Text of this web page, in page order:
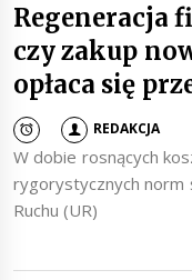
Regeneracja
czy zakup
opłaca się
REDAKCJA
W dobie rosnących
rygorystycznych norm
Ruchu (UR)